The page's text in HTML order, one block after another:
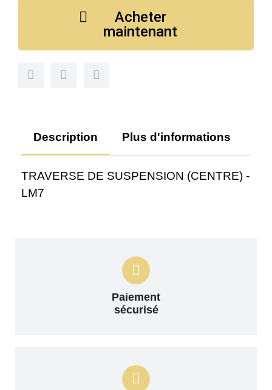
Acheter
maintenant
Description Plus d'informations
TRAVERSE DE SUSPENSION (CENTRE) -
LM7
Paiement
sécurisé